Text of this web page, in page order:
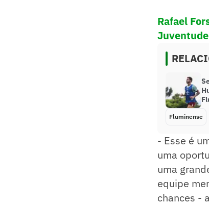
Rafael
Juventude
Fluminense
- Esse é
uma
uma
equipe
chances -